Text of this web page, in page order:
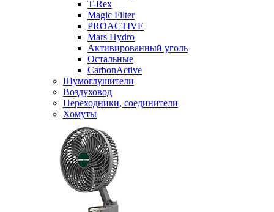
T-Rex
Magic Filter
PROACTIVE
Mars Hydro
Активированный уголь
Остальные
CarbonActive
Шумоглушители
Воздуховод
Переходники, соединители
Хомуты